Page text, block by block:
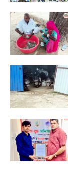
About
Contact us
Subscription
My account